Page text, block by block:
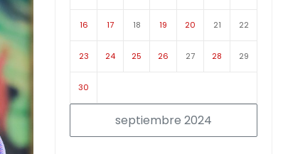
septiembre 2024
16 17 18 19 20 21 22
23 24 25 26 27 28 29
30